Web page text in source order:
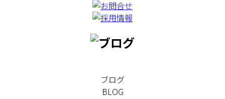
ブログ
BLOG